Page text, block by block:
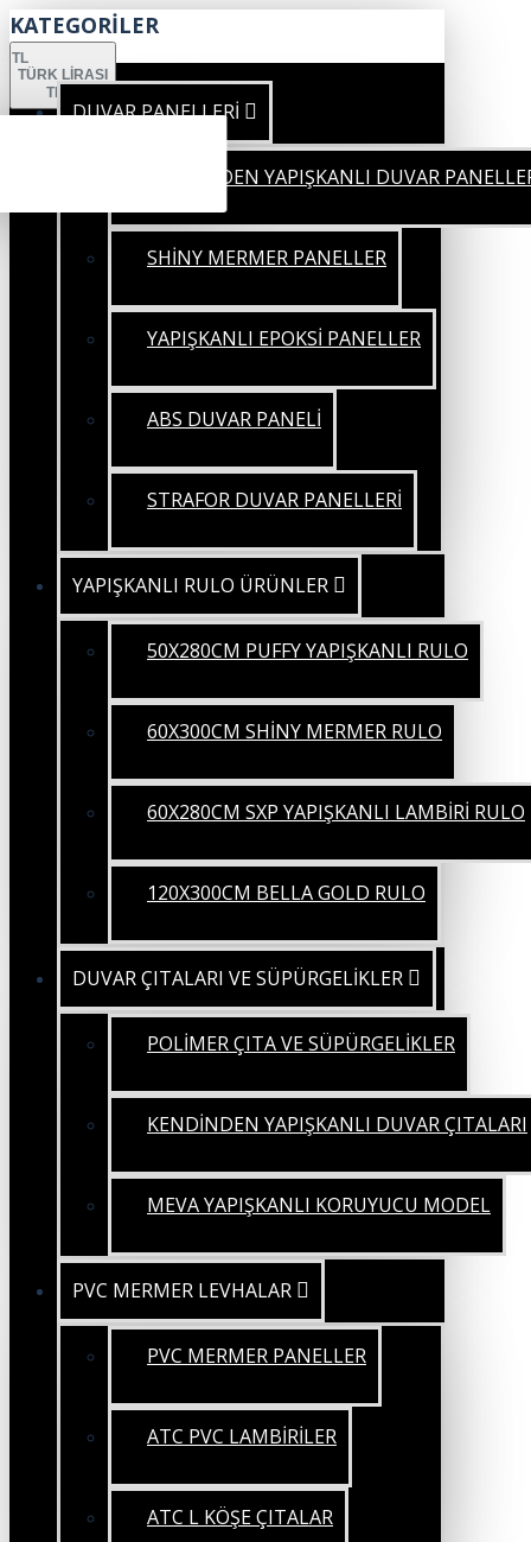
KATEGORİLER
TL
TÜRK LIRASI
TRY
DUVAR PANELLERİ
KENDİNDEN YAPIŞKANLI DUVAR
SHİNY MERMER PANELLER
YAPIŞKANLI EPOKSİ PANELLER
ABS DUVAR PANELİ
STRAFOR DUVAR PANELLERİ
YAPIŞKANLI RULO ÜRÜNLER
50X280CM PUFFY YAPIŞKANLI RULO
60X300CM SHİNY MERMER RULO
60X280CM SXP YAPIŞKANLI LAMBİRİ RULO
120X300CM BELLA GOLD RULO
DUVAR ÇITALARI VE SÜPÜRGELİKLER
POLİMER ÇITA VE SÜPÜRGELİKLER
KENDİNDEN YAPIŞKANLI DUVAR ÇITALARI
MEVA YAPIŞKANLI KORUYUCU MODEL
PVC MERMER LEVHALAR
PVC MERMER PANELLER
ATC PVC LAMBİRİLER
ATC L KÖŞE ÇITALAR